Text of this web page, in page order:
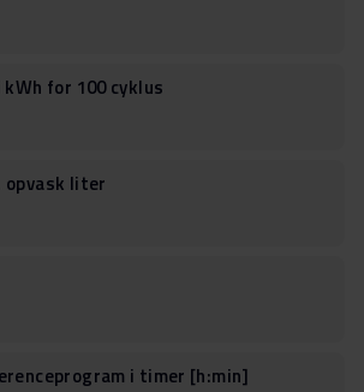
for 100 cyklus
opvask liter
i timer [h:min]